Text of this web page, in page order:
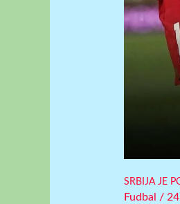
SRBIJA JE
Fudbal /